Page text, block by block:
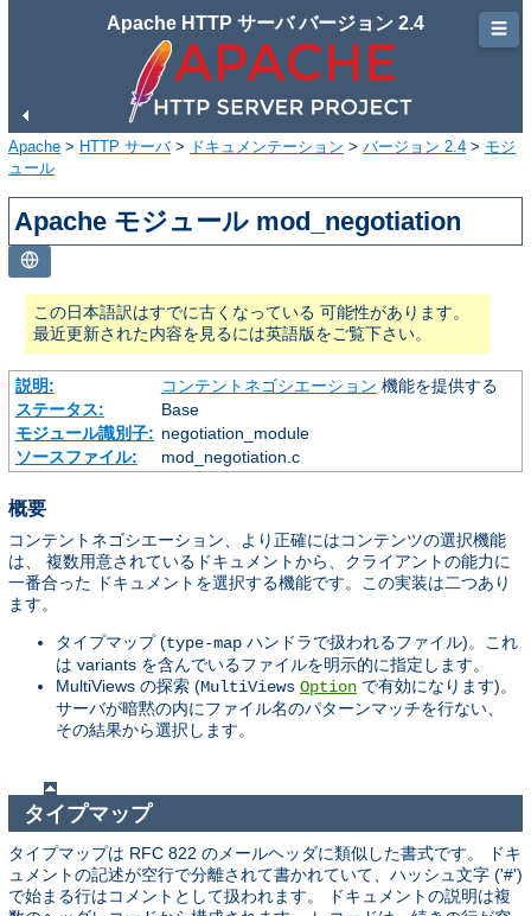
Apache HTTP サーバ バージョン 2.4
Apache > HTTP サーバ> ドキュメンテーション > バージョン 2.4 > モジ
ュール
Apache モジュール mod_negotiation
この日本語訳はすでに古くなっている 可能性があります。
最近更新された内容を見るには英語版をご覧下さい。
説明: コンテントネゴシエーション 機能を提供する
ステータス:
Base
モジュール識別子: negotiation_module
ソースファイル:
mod_negotiation.c
概要
コンテントネゴシエーション、より正確にはコンテンツの選択機能
は、 複数用意されているドキュメントから、クライアントの能力に
一番合った ドキュメントを選択する機能です。この実装は二つあり
ます。
タイプマップ (type-map ハンドラで扱われるファイル)。これ
は variants を含んでいるファイルを明示的に指定します。
MultiViews の探索 (MultiViews Option で有効になります)。
サーバが暗黙の内にファイル名のパターンマッチを行ない、
その結果から選択します。
タイプマップ
タイプマップは RFC 822 のメールヘッダに類似した書式です。 ドキ
ュメントの記述が空行で分離されて書かれていて、ハッシュ文字 ('#')
で始まる行はコメントとして扱われます。 ドキュメントの説明は複
☰